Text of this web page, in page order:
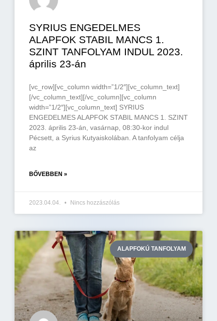
SYRIUS ENGEDELMES
ALAPFOK STABIL MANCS 1.
SZINT TANFOLYAM INDUL 2023.
április 23-án
[vc_row][vc_column width=”1/2″][vc_column_text]
[/vc_column_text][/vc_column][vc_column
width=”1/2″][vc_column_text] SYRIUS
ENGEDELMES ALAPFOK STABIL MANCS 1. SZINT
2023. április 23-án, vasárnap, 08:30-kor indul
Pécsett, a Syrius Kutyaiskolában. A tanfolyam célja
az
BŐVEBBEN »
2023.04.04. Nincs hozzászólás
ALAPFOKÚ TANFOLYAM